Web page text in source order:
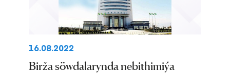
16.08.2022
Birža söwdalarynda nebithimiýa